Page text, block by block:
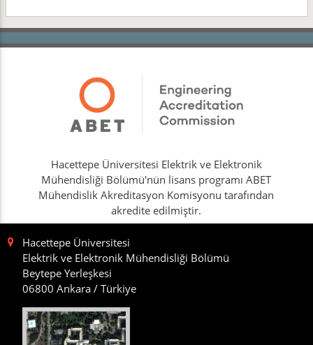
Hacettepe Üniversitesi Elektrik ve Elektronik
Mühendisliği Bölümü'nün lisans programı ABET
Mühendislik Akreditasyon Komisyonu tarafından
akredite edilmiştir.
Hacettepe Üniversitesi
Elektrik ve Elektronik Mühendisliği Bölümü
Beytepe Yerleşkesi
06800 Ankara / Türkiye